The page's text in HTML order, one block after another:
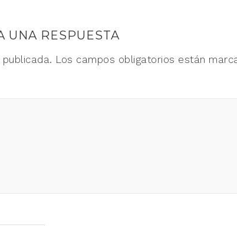
UNA RESPUESTA
Los campos obligatorios están